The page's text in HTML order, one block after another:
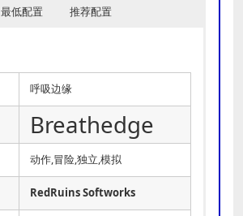
最低配置 推荐配置
呼吸边缘
Breathedge
动作,冒险,独立,模拟
RedRuins Softworks